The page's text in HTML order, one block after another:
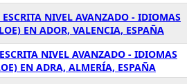
ESCRITA NIVEL AVANZADO - IDIOMAS
EN ADOR, VALENCIA, ESPAÑA
NIVEL AVANZADO - IDIOMAS
EN ADRA, ALMERÍA, ESPAÑA